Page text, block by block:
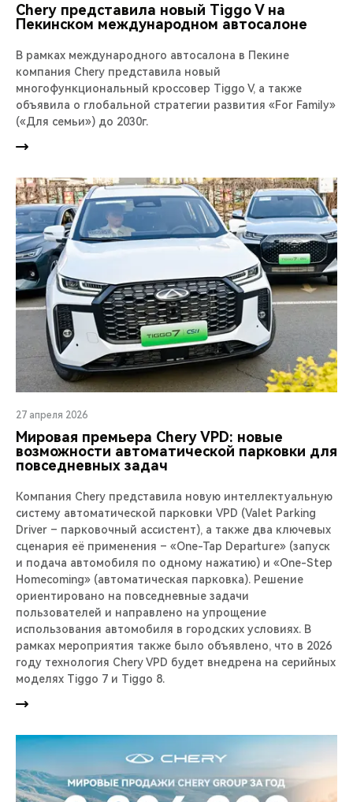
Chery представила новый Tiggo V на
Пекинском международном автосалоне
В рамках международного автосалона в Пекине
компания Chery представила новый
многофункциональный кроссовер Tiggo V, а также
объявила о глобальной стратегии развития «For Family»
(«Для семьи») до 2030г.
27 апреля 2026
Мировая премьера Chery VPD: новые
возможности автоматической парковки для
повседневных задач
Компания Chery представила новую интеллектуальную
систему автоматической парковки VPD (Valet Parking
Driver – парковочный ассистент), а также два ключевых
сценария её применения – «One-Tap Departure» (запуск
и подача автомобиля по одному нажатию) и «One-Step
Homecoming» (автоматическая парковка). Решение
ориентировано на повседневные задачи
пользователей и направлено на упрощение
использования автомобиля в городских условиях. В
рамках мероприятия также было объявлено, что в 2026
году технология Chery VPD будет внедрена на серийных
моделях Tiggo 7 и Tiggo 8.